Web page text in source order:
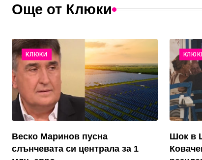
Още от Клюки
КЛЮКИ
Веско Маринов пусна
слънчевата си централа за 1
Шок в